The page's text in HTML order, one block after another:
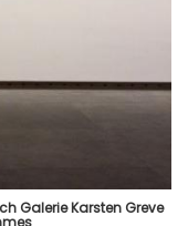
Galerie Karsten Greve